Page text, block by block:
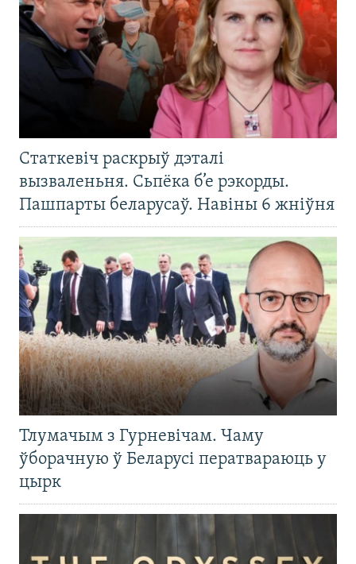
Статкевіч раскрыў дэталі
вызваленьня. Сьпёка б’е рэкорды.
Пашпарты беларусаў. Навіны 6 жніўня
Тлумачым з Гурневічам. Чаму
ўборачную ў Беларусі ператвараюць у
цырк